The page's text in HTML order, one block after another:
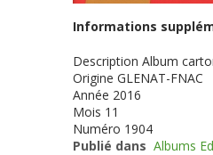
Informations
Description Album
Origine GLENAT-FNAC
Année 2016
Mois 11
Numéro 1904
Publié dans Albums